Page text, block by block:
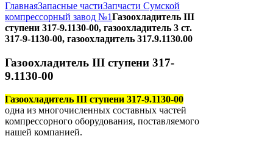
ГлавнаяЗапасные частиЗапчасти Сумской
компрессорный завод №1Газоохладитель III
ступени 317-9.1130-00, газоохладитель 3 ст.
317-9-1130-00, газоохладитель 317.9.1130.00
Газоохладитель III ступени 317-
9.1130-00
Газоохладитель III ступени 317-9.1130-00
одна из многочисленных составных частей
компрессорного оборудования, поставляемого
нашей компанией.